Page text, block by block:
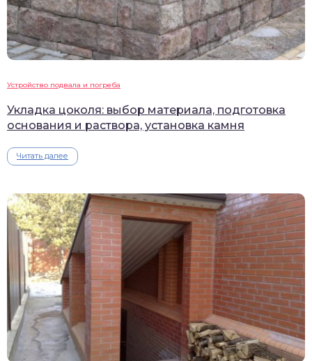
Устройство подвала и погреба
Укладка цоколя: выбор материала, подготовка
основания и раствора, установка камня
Читать далее